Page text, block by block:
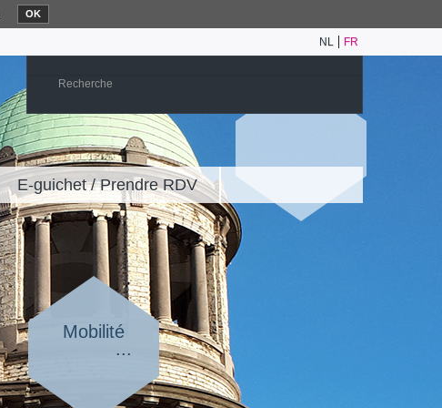
OK
NL FR
E-guichet / Prendre RDV
Mobilité
...